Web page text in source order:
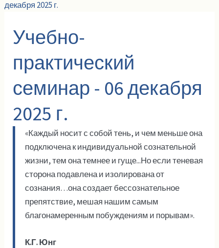
Учебно-
практический
семинар - 06 декабря
2025 г.
«Каждый носит с собой тень, и чем меньше она
подключена к индивидуальной сознательной
жизни, тем она темнее и гуще...Но если теневая
сторона подавлена и изолирована от
сознания…она создает бессознательное
препятствие, мешая нашим самым
благонамеренным побуждениям и порывам».
К.Г. Юнг